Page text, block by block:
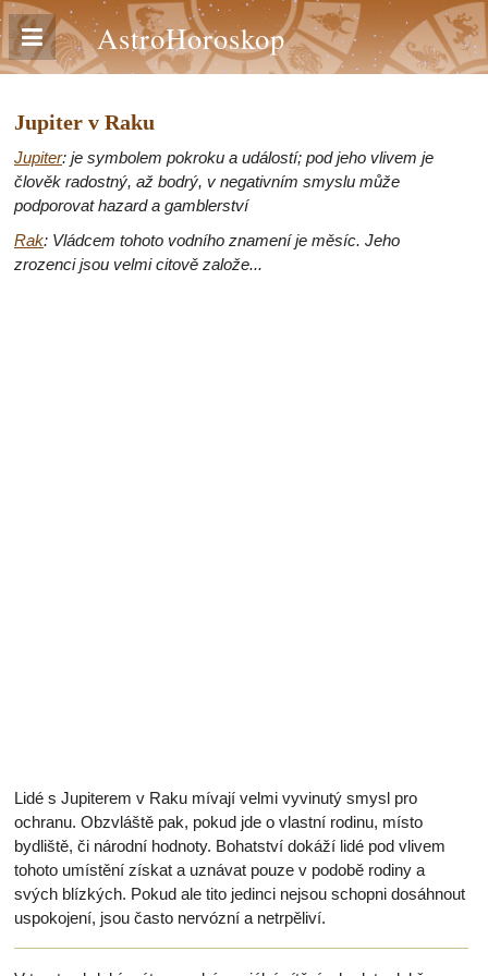
AstroHoroskop
Jupiter v Raku
Jupiter: je symbolem pokroku a událostí; pod jeho vlivem je
člověk radostný, až bodrý, v negativním smyslu může
podporovat hazard a gamblerství
Rak: Vládcem tohoto vodního znamení je měsíc. Jeho
zrozenci jsou velmi citově založe...
Lidé s Jupiterem v Raku mívají velmi vyvinutý smysl pro
ochranu. Obzvláště pak, pokud jde o vlastní rodinu, místo
bydliště, či národní hodnoty. Bohatství dokáží lidé pod vlivem
tohoto umístění získat a uznávat pouze v podobě rodiny a
svých blízkých. Pokud ale tito jedinci nejsou schopni dosáhnout
uspokojení, jsou často nervózní a netrpěliví.